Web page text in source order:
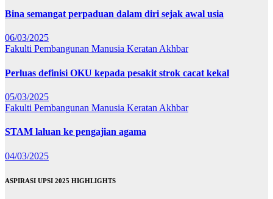
Bina semangat perpaduan dalam diri sejak awal usia
06/03/2025
Fakulti Pembangunan Manusia Keratan Akhbar
Perluas definisi OKU kepada pesakit strok cacat kekal
05/03/2025
Fakulti Pembangunan Manusia Keratan Akhbar
STAM laluan ke pengajian agama
04/03/2025
ASPIRASI UPSI 2025 HIGHLIGHTS